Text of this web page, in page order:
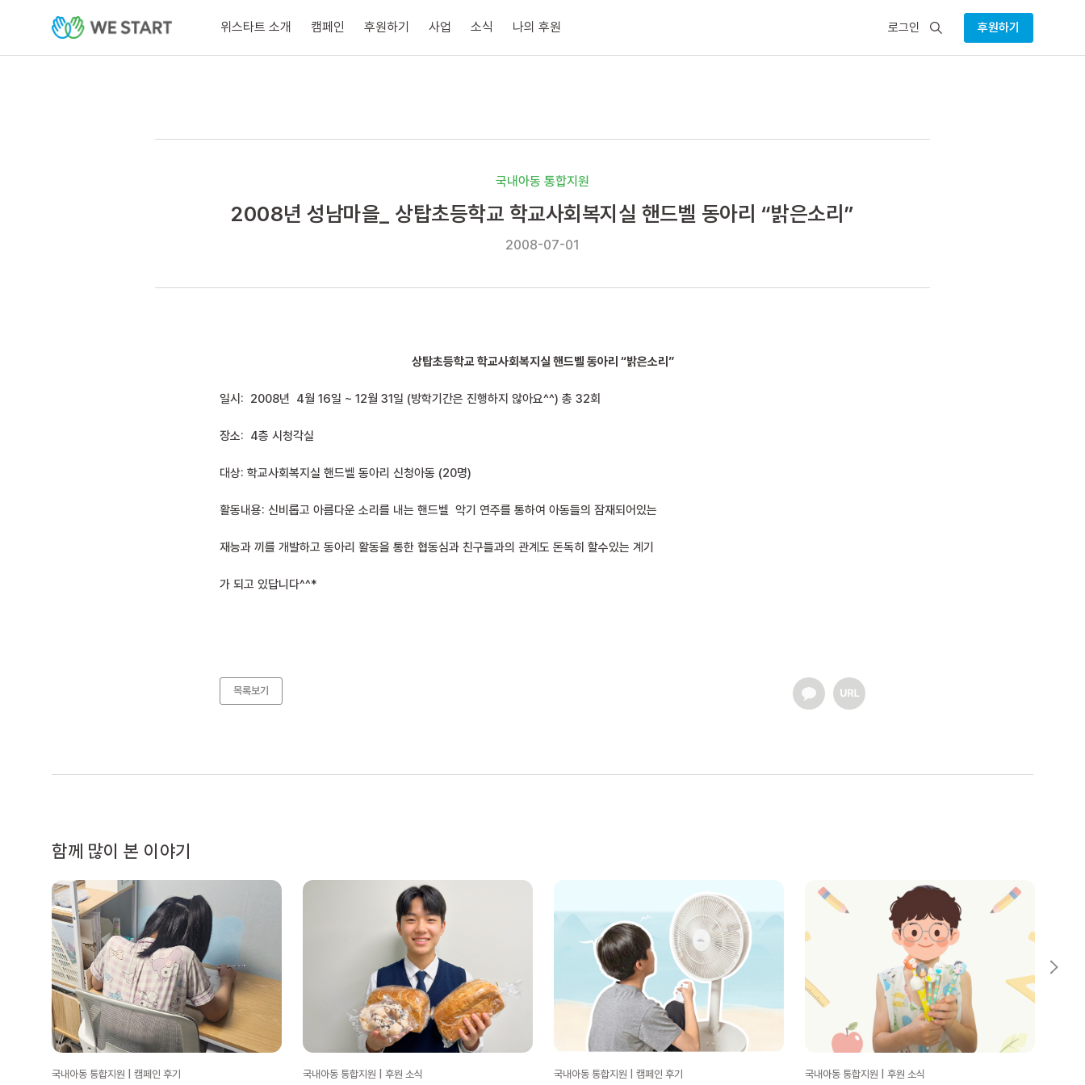
위스타트 소개 캠페인 후원하기 사업 소식 나의 후원 로그인
검
후원하기
국내아동 통합지원
2008년 성남마을_ 상탑초등학교 학교사회복지실 핸드벨 동아리 “밝은소리”
2008-07-01
상탑초등학교 학교사회복지실 핸드벨 동아리 “밝은소리”
일시: 2008년 4월 16일 ~ 12월 31일 (방학기간은 진행하지 않아요^^) 총 32회
장소: 4층 시청각실
대상: 학교사회복지실 핸드벨 동아리 신청아동 (20명)
활동내용: 신비롭고 아름다운 소리를 내는 핸드벨 악기 연주를 통하여 아동들의 잠재되어있는
재능과 끼를 개발하고 동아리 활동을 통한 협동심과 친구들과의 관계도 돈독히 할수있는 계기
가 되고 있답니다^^*
목록보기
함께 많이 본 이야기
국내아동 통합지원 | 캠페인 후기 국내아동 통합지원 | 후원 소식 국내아동 통합지원 | 캠페인 후기 국내아동 통합지원 | 후원 소식